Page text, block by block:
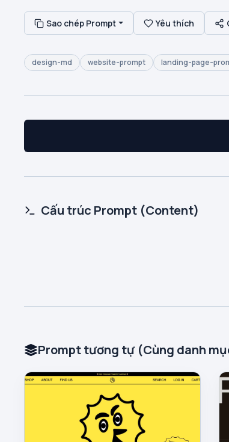
Sao chép Prompt Yêu thích
design-md website-prompt landing-page-
Cấu trúc Prompt (Content)
Prompt tương tự (Cùng danh